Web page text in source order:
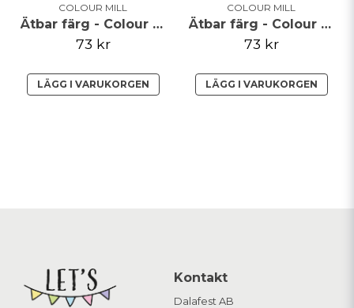
COLOUR MILL
Ätbar färg - Colour Mill - Latte - 20ml
73 kr
LÄGG I VARUKORGEN
COLOUR MILL
Ätbar färg - Colour Mill - Teal - 20ml
73 kr
LÄGG I VARUKORGEN
Kontakt
Dalafest AB